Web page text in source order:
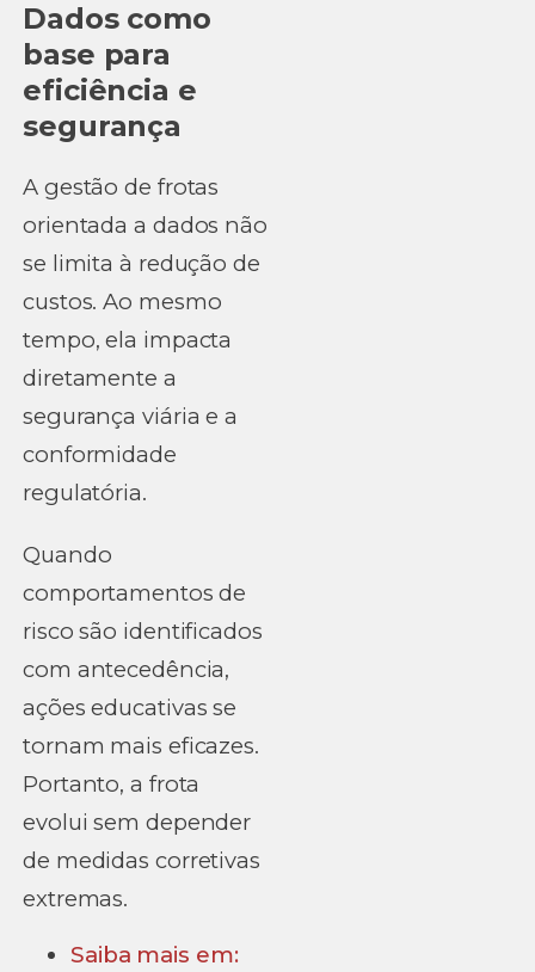
Dados como
base para
eficiência e
segurança
A gestão de frotas
orientada a dados não
se limita à redução de
custos. Ao mesmo
tempo, ela impacta
diretamente a
segurança viária e a
conformidade
regulatória.
Quando
comportamentos de
risco são identificados
com antecedência,
ações educativas se
tornam mais eficazes.
Portanto, a frota
evolui sem depender
de medidas corretivas
extremas.
Saiba mais em: